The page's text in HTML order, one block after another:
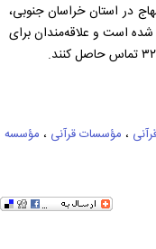
در استان خراسان جنوبی،
میدان ۱۵ خرداد واقع شده است و علاقه‌مندان برای
، مؤسسات قرآنی ، مؤسسه